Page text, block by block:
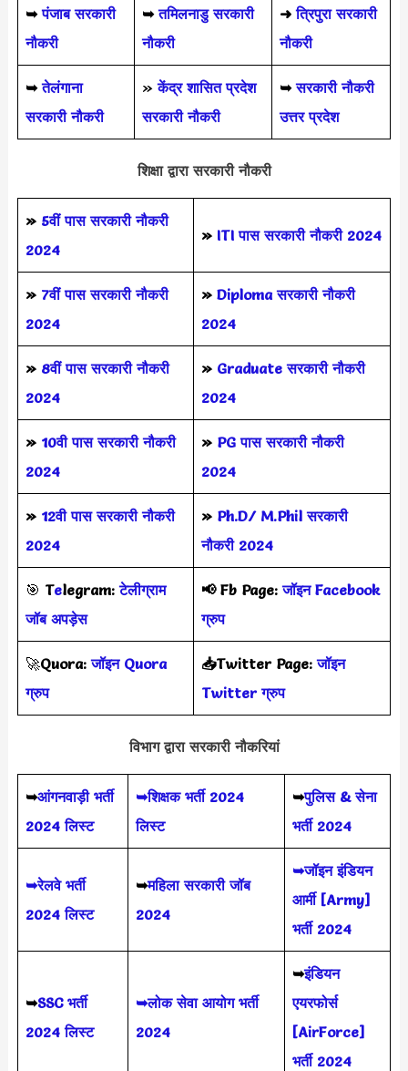
➥ पंजाब सरकारी
नौकरी
➥ तमिलनाडु सरकारी
नौकरी
➜ त्रिपुरा सरकारी
नौकरी
➥तेलंगाना
सरकारी नौकरी
»केंद्र शासित प्रदेश
सरकारी नौकरी
➥ सरकारी नौकरी
उत्तर प्रदेश
शिक्षा द्वारा सरकारी नौकरी
» 5वीं पास सरकारी नौकरी
2024
» ITI पास सरकारी नौकरी 2024
» 7वीं पास सरकारी नौकरी
2024
» Diploma सरकारी नौकरी
2024
» 8वीं पास सरकारी नौकरी
2024
» Graduate सरकारी नौकरी
2024
» 10वी पास सरकारी नौकरी
2024
» PG पास सरकारी नौकरी
2024
» 12वी पास सरकारी नौकरी
2024
» Ph.D/ M.Phil सरकारी
नौकरी 2024
🎯 Telegram: टेलीग्राम
जॉब अपड़ेस
📢 Fb Page:जॉइन Facebook
ग्रुप
🚀Quora:जॉइन Quora
ग्रुप
📥Twitter Page:जॉइन
Twitter ग्रुप
विभाग द्वारा सरकारी नौकरियां
➥आंगनवाड़ी भर्ती
2024 लिस्ट
➥शिक्षक भर्ती 2024
लिस्ट
➥पुलिस & सेना
भर्ती 2024
➥रेलवे भर्ती
2024 लिस्ट
➥महिला सरकारी जॉब
2024
➥जॉइन इंडियन
आर्मी [Army]
भर्ती 2024
➥SSC भर्ती
2024 लिस्ट
➥लोक सेवा आयोग भर्ती
2024
➥इंडियन
एयरफोर्स
[AirForce]
भर्ती 2024